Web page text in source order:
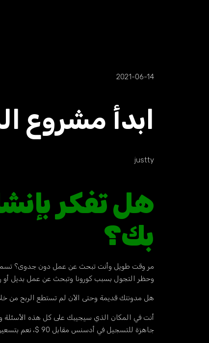
2021-06-14
ابدأ مشروع الربح
justty
هل تفكر
بك؟
مر وقت طويل وأنت تبحث عن عمل دون جدوى؟ تسمع
وحظر التجول بسبب كورونا وتبحث عن عمل بديل أو
هل مدونتك قديمة وحتى الآن لم تستطع الربح
أنت في المكان الذي سيجيبك على كل هذه الأسئلة
جاهزة للتسجيل في أدسنس مقابل 90 $، نعم بتسعين دولارا فقط تستطيع أن تمتلك مشروعا قابلا للربح من الشابكة وذلك لأن هذال المدونة تتميز بالأمور التالية: